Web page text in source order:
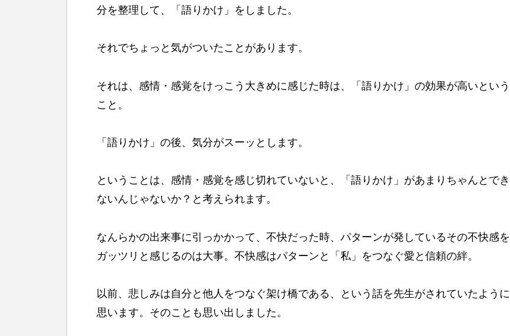
分を整理して、「語りかけ」をしました。
それでちょっと気がついたことがあります。
それは、感情・感覚をけっこう大きめに感じた時は、「語りかけ」の効果が高いという
こと。
「語りかけ」の後、気分がスーッとします。
ということは、感情・感覚を感じ切れていないと、「語りかけ」があまりちゃんとでき
ないんじゃないか？と考えられます。
なんらかの出来事に引っかかって、不快だった時、パターンが発しているその不快感を
ガッツリと感じるのは大事。不快感はパターンと「私」をつなぐ愛と信頼の絆。
以前、悲しみは自分と他人をつなぐ架け橋である、という話を先生がされていたように
思います。そのことも思い出しました。